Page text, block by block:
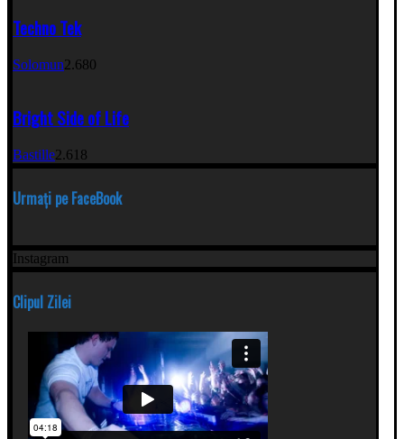
Techno Tek
Solomun2.680
Bright Side of Life
Bastille2.618
Urmați pe FaceBook
Instagram
Clipul Zilei